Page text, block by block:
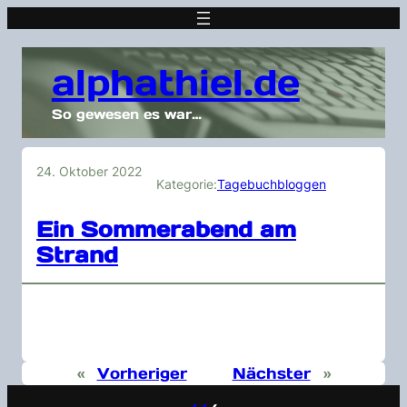
alphathiel.de
So gewesen es war…
24. Oktober 2022
Kategorie:Tagebuchbloggen
Ein Sommerabend am
Strand
« Vorheriger Nächster »